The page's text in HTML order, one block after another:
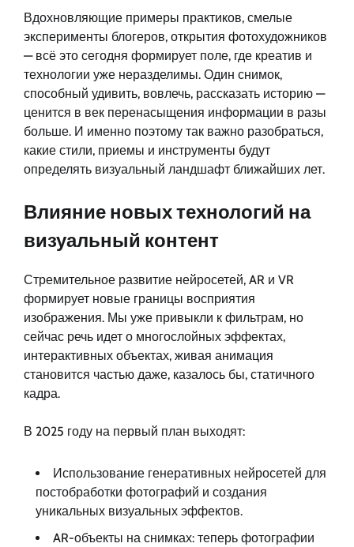
Вдохновляющие примеры практиков, смелые
эксперименты блогеров, открытия фотохудожников
— всё это сегодня формирует поле, где креатив и
технологии уже неразделимы. Один снимок,
способный удивить, вовлечь, рассказать историю —
ценится в век перенасыщения информации в разы
больше. И именно поэтому так важно разобраться,
какие стили, приемы и инструменты будут
определять визуальный ландшафт ближайших лет.
Влияние новых технологий на
визуальный контент
Стремительное развитие нейросетей, AR и VR
формирует новые границы восприятия
изображения. Мы уже привыкли к фильтрам, но
сейчас речь идет о многослойных эффектах,
интерактивных объектах, живая анимация
становится частью даже, казалось бы, статичного
кадра.
В 2025 году на первый план выходят:
Использование генеративных нейросетей для
постобработки фотографий и создания
уникальных визуальных эффектов.
AR-объекты на снимках: теперь фотографии